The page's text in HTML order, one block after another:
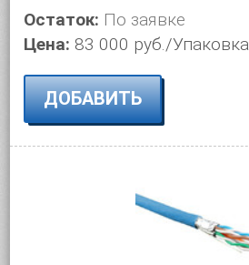
Остаток: По заявке
Цена: 83 000 руб./Упаковка.
ДОБАВИТЬ